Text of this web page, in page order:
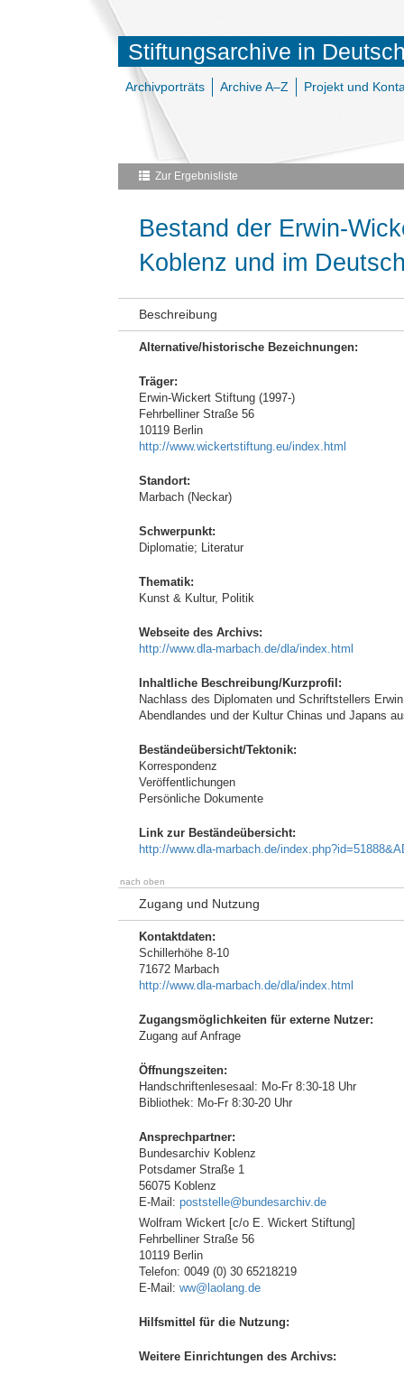
Stiftungsarchive in
Archivporträts Archive A–Z Projekt und
Zur Ergebnisliste
Bestand der Erwin-
Koblenz und im
Beschreibung
Alternative/historische Bezeichnungen:
Träger:
Erwin-Wickert Stiftung (1997-)
Fehrbelliner Straße 56
10119 Berlin
http://www.wickertstiftung.eu/index.html
Standort:
Marbach (Neckar)
Schwerpunkt:
Diplomatie; Literatur
Thematik:
Kunst & Kultur, Politik
Webseite des Archivs:
http://www.dla-marbach.de/dla/index.html
Inhaltliche Beschreibung/Kurzprofil:
Nachlass des Diplomaten und Schriftstellers
Abendlandes und der Kultur Chinas und Japans
Beständeübersicht/Tektonik:
Korrespondenz
Veröffentlichungen
Persönliche Dokumente
Link zur Beständeübersicht:
http://www.dla-marbach.de/
nach oben
Zugang und Nutzung
Kontaktdaten:
Schillerhöhe 8-10
71672 Marbach
http://www.dla-marbach.de/dla/index.html
Zugangsmöglichkeiten für externe Nutzer:
Zugang auf Anfrage
Öffnungszeiten:
Handschriftenlesesaal: Mo-Fr 8:30-18 Uhr
Bibliothek: Mo-Fr 8:30-20 Uhr
Ansprechpartner:
Bundesarchiv Koblenz
Potsdamer Straße 1
56075 Koblenz
E-Mail: poststelle@bundesarchiv.de
Wolfram Wickert [c/o E. Wickert Stiftung]
Fehrbelliner Straße 56
10119 Berlin
Telefon: 0049 (0) 30 65218219
E-Mail: ww@laolang.de
Hilfsmittel für die Nutzung:
Weitere Einrichtungen des Archivs: